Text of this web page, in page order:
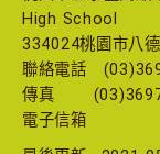
High School
334024桃園市八
聯絡電話
傳真
電子信箱